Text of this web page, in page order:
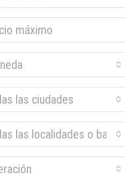
las ciudades
las localidades o barrios